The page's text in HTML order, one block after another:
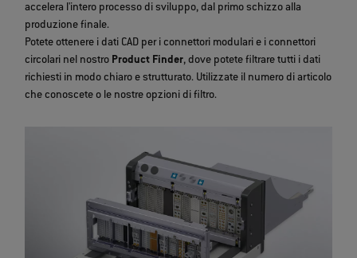
accelera l'intero processo di sviluppo, dal primo schizzo alla
produzione finale.
Potete ottenere i dati CAD per i connettori modulari e i connettori
circolari nel nostro Product Finder, dove potete filtrare tutti i dati
richiesti in modo chiaro e strutturato. Utilizzate il numero di articolo
che conoscete o le nostre opzioni di filtro.